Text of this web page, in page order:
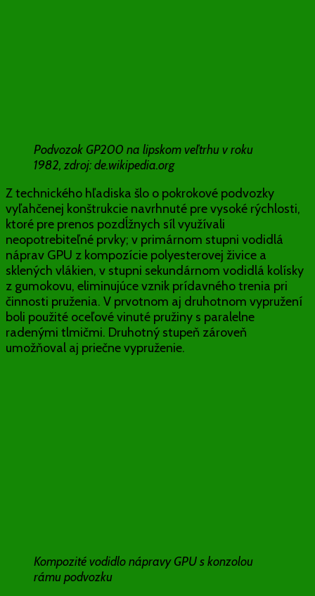
Podvozok GP200 na lipskom veľtrhu v roku
1982, zdroj: de.wikipedia.org
Z technického hľadiska šlo o pokrokové podvozky
vyľahčenej konštrukcie navrhnuté pre vysoké rýchlosti,
ktoré pre prenos pozdĺžnych síl využívali
neopotrebiteľné prvky; v primárnom stupni vodidlá
náprav GPU z kompozície polyesterovej živice a
sklených vlákien, v stupni sekundárnom vodidlá kolísky
z gumokovu, eliminujúce vznik prídavného trenia pri
činnosti pruženia. V prvotnom aj druhotnom vypružení
boli použité oceľové vinuté pružiny s paralelne
radenými tlmičmi. Druhotný stupeň zároveň
umožňoval aj priečne vypruženie.
Kompozité vodidlo nápravy GPU s konzolou
rámu podvozku